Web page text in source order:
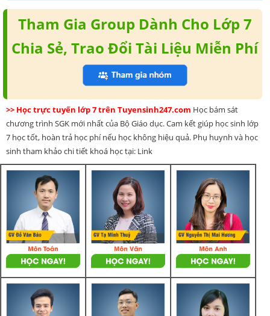
Tham Gia Group Dành Cho Lớp 7
Chia Sẻ, Trao Đổi Tài Liệu Miễn Phí
>> Học trực tuyến lớp 7 trên Tuyensinh247.com Học bám sát
chương trình SGK mới nhất của Bộ Giáo dục. Cam kết giúp học sinh lớp
7 học tốt, hoàn trả học phí nếu học không hiệu quả. Phụ huynh và học
sinh tham khảo chi tiết khoá học tại: Link